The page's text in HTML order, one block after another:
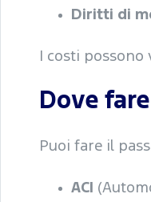
Diritti di
I costi
Dove
Puoi fare il
ACI